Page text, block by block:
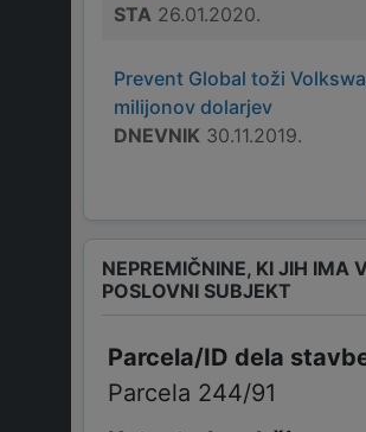
STA 26.01.2020.
Prevent Global toži
milijonov dolarjev
DNEVNIK 30.11.2019.
NEPREMIČNINE, KI JIH IMA
POSLOVNI SUBJEKT
Parcela 244/91